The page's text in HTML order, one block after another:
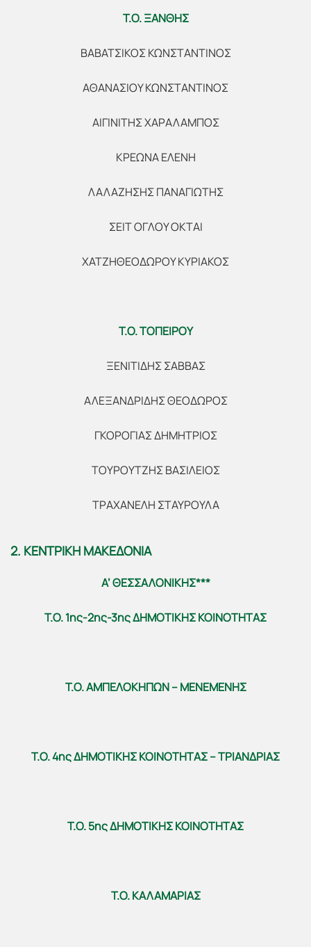
Τ.Ο. ΞΑΝΘΗΣ
ΒΑΒΑΤΣΙΚΟΣ ΚΩΝΣΤΑΝΤΙΝΟΣ
ΑΘΑΝΑΣΙΟΥ ΚΩΝΣΤΑΝΤΙΝΟΣ
ΑΙΓΙΝΙΤΗΣ ΧΑΡΑΛΑΜΠΟΣ
ΚΡΕΩΝΑ ΕΛΕΝΗ
ΛΑΛΑΖΗΣΗΣ ΠΑΝΑΓΙΩΤΗΣ
ΣΕΙΤ ΟΓΛΟΥ ΟΚΤΑΙ
ΧΑΤΖΗΘΕΟΔΩΡΟΥ ΚΥΡΙΑΚΟΣ
Τ.Ο. ΤΟΠΕΙΡΟΥ
ΞΕΝΙΤΙΔΗΣ ΣΑΒΒΑΣ
ΑΛΕΞΑΝΔΡΙΔΗΣ ΘΕΟΔΩΡΟΣ
ΓΚΟΡΟΓΙΑΣ ΔΗΜΗΤΡΙΟΣ
ΤΟΥΡΟΥΤΖΗΣ ΒΑΣΙΛΕΙΟΣ
ΤΡΑΧΑΝΕΛΗ ΣΤΑΥΡΟΥΛΑ
2. ΚΕΝΤΡΙΚΗ ΜΑΚΕΔΟΝΙΑ
Α’ ΘΕΣΣΑΛΟΝΙΚΗΣ***
Τ.Ο. 1ης-2ης-3ης ΔΗΜΟΤΙΚΗΣ ΚΟΙΝΟΤΗΤΑΣ
Τ.Ο. ΑΜΠΕΛΟΚΗΠΩΝ – ΜΕΝΕΜΕΝΗΣ
Τ.Ο. 4ης ΔΗΜΟΤΙΚΗΣ ΚΟΙΝΟΤΗΤΑΣ – ΤΡΙΑΝΔΡΙΑΣ
Τ.Ο. 5ης ΔΗΜΟΤΙΚΗΣ ΚΟΙΝΟΤΗΤΑΣ
Τ.Ο. ΚΑΛΑΜΑΡΙΑΣ